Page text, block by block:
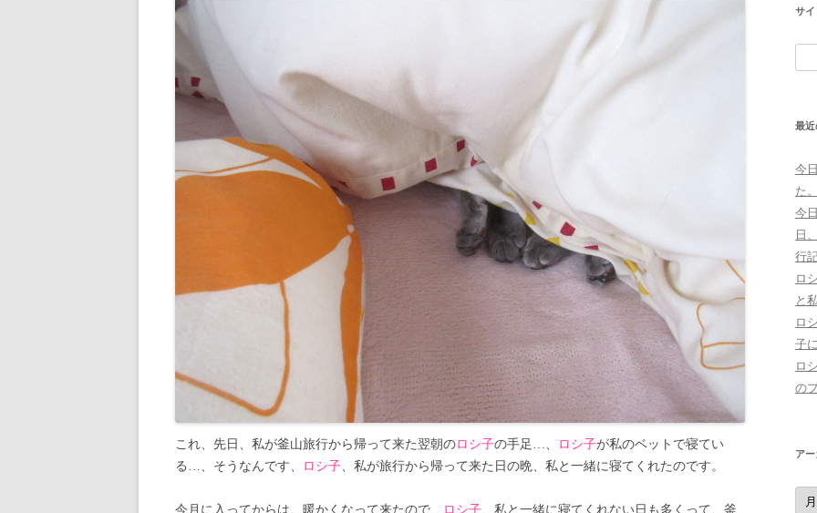
これ、先日、私が釜山旅行から帰って来た翌朝のロシ子の手足…、 ロシ子が私のベットで寝てい
る…、そうなんです、
ロシ子 、私が旅行から帰って来た日の晩、私と一緒に寝てくれたのです。
今月に入ってからは、暖かくなって来たので、 ロシ子 、私と一緒に寝てくれない日も多くって、釜
サイ
索:
最近
今
た
今
日
行
ロ
と
ロ
子
ロ
の
ア
ア
ー